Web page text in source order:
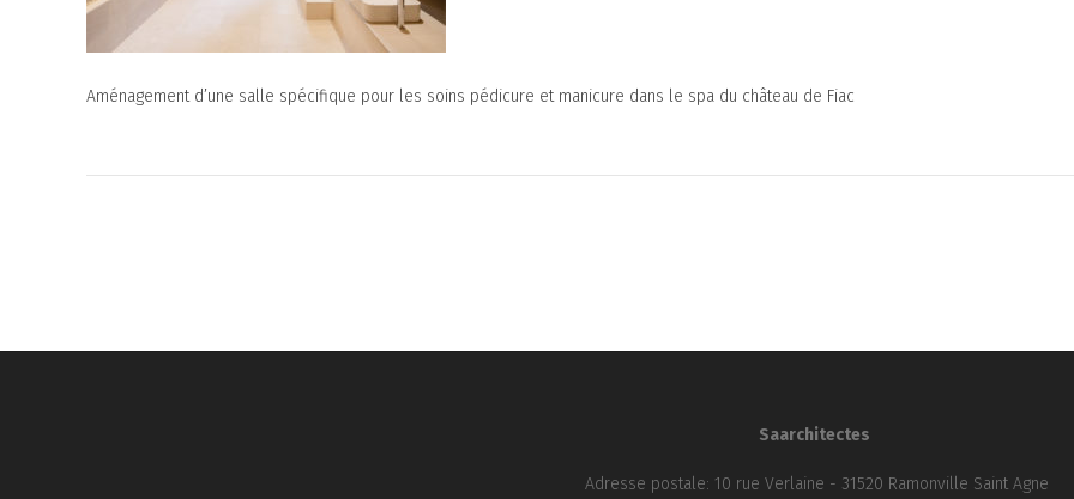
Aménagement d’une salle spécifique pour les soins pédicure et manicure dans le spa du château de Fiac
Saarchitectes
Adresse postale: 10 rue Verlaine - 31520 Ramonville Saint Agne